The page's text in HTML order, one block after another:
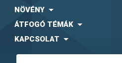
NÖVÉNY
ÁTFOGÓ TÉMÁK
KAPCSOLAT